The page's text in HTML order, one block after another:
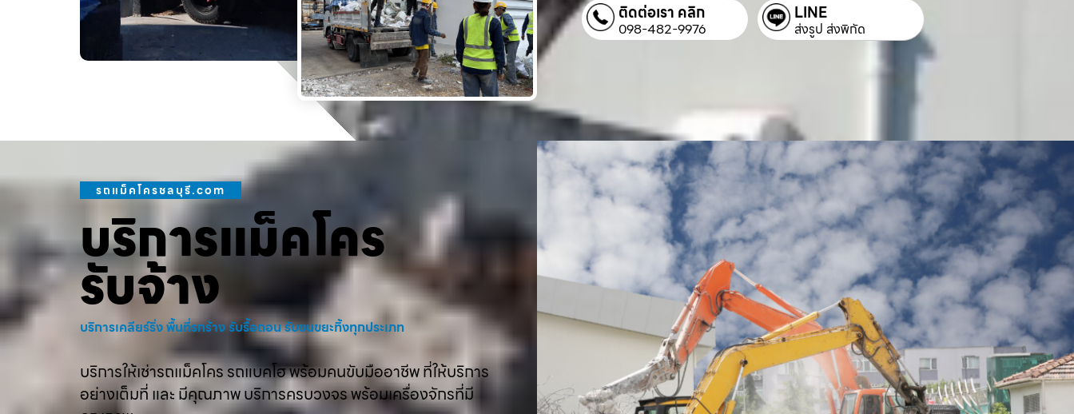
ติดต่อเรา คลิก
098-482-9976
LINE
ส่งรูป ส่งพิกัด
รถแม็คโครชลบุรี.com
บริการแม็คโคร
รับจ้าง
บริการเคลียร์ริ่ง พื้นที่รกร้าง รับรื้อถอน รับขนขยะทิ้งทุกประเภท
บริการให้เช่ารถแม็คโคร รถแบคโฮ พร้อมคนขับมืออาชีพ ที่ให้บริการ
อย่างเต็มที่ และ มีคุณภาพ บริการครบวงจร พร้อมเครื่องจักรที่มี